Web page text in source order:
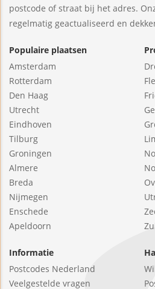
postcode of straat bij het adres.
regelmatig geactualiseerd en
Populaire plaatsen
Amsterdam
Rotterdam
Den Haag
Utrecht
Eindhoven
Tilburg
Groningen
Almere
Breda
Nijmegen
Enschede
Apeldoorn
Informatie
Postcodes Nederland
Veelgestelde vragen